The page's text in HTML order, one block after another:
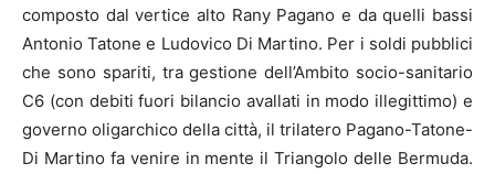
composto dal vertice alto Rany Pagano e da quelli bassi
Antonio Tatone e Ludovico Di Martino. Per i soldi pubblici
che sono spariti, tra gestione dell’Ambito socio-sanitario
C6 (con debiti fuori bilancio avallati in modo illegittimo) e
governo oligarchico della città, il trilatero Pagano-Tatone-
Di Martino fa venire in mente il Triangolo delle Bermuda.